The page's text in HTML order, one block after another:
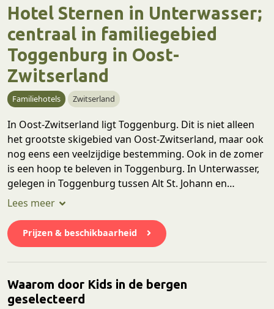
Hotel Sternen in Unterwasser;
centraal in familiegebied
Toggenburg in Oost-
Zwitserland
Familiehotels Zwitserland
In Oost-Zwitserland ligt Toggenburg. Dit is niet alleen
het grootste skigebied van Oost-Zwitserland, maar ook
nog eens een veelzijdige bestemming. Ook in de zomer
is een hoop te beleven in Toggenburg. In Unterwasser,
gelegen in Toggenburg tussen Alt St. Johann en
Wildhaus in, is een authentiek hotel gelegen: Hotel
ook heerlijk eten in één van de authentieke stuben. Ook
is Hotel Sternen centraal gelegen nabij de liften en het
Prijzen & beschikbaarheid
Waarom door Kids in de bergen
geselecteerd